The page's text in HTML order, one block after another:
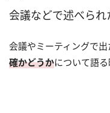
会議などで述べら
会議やミーティングで
確かどうかについて語る